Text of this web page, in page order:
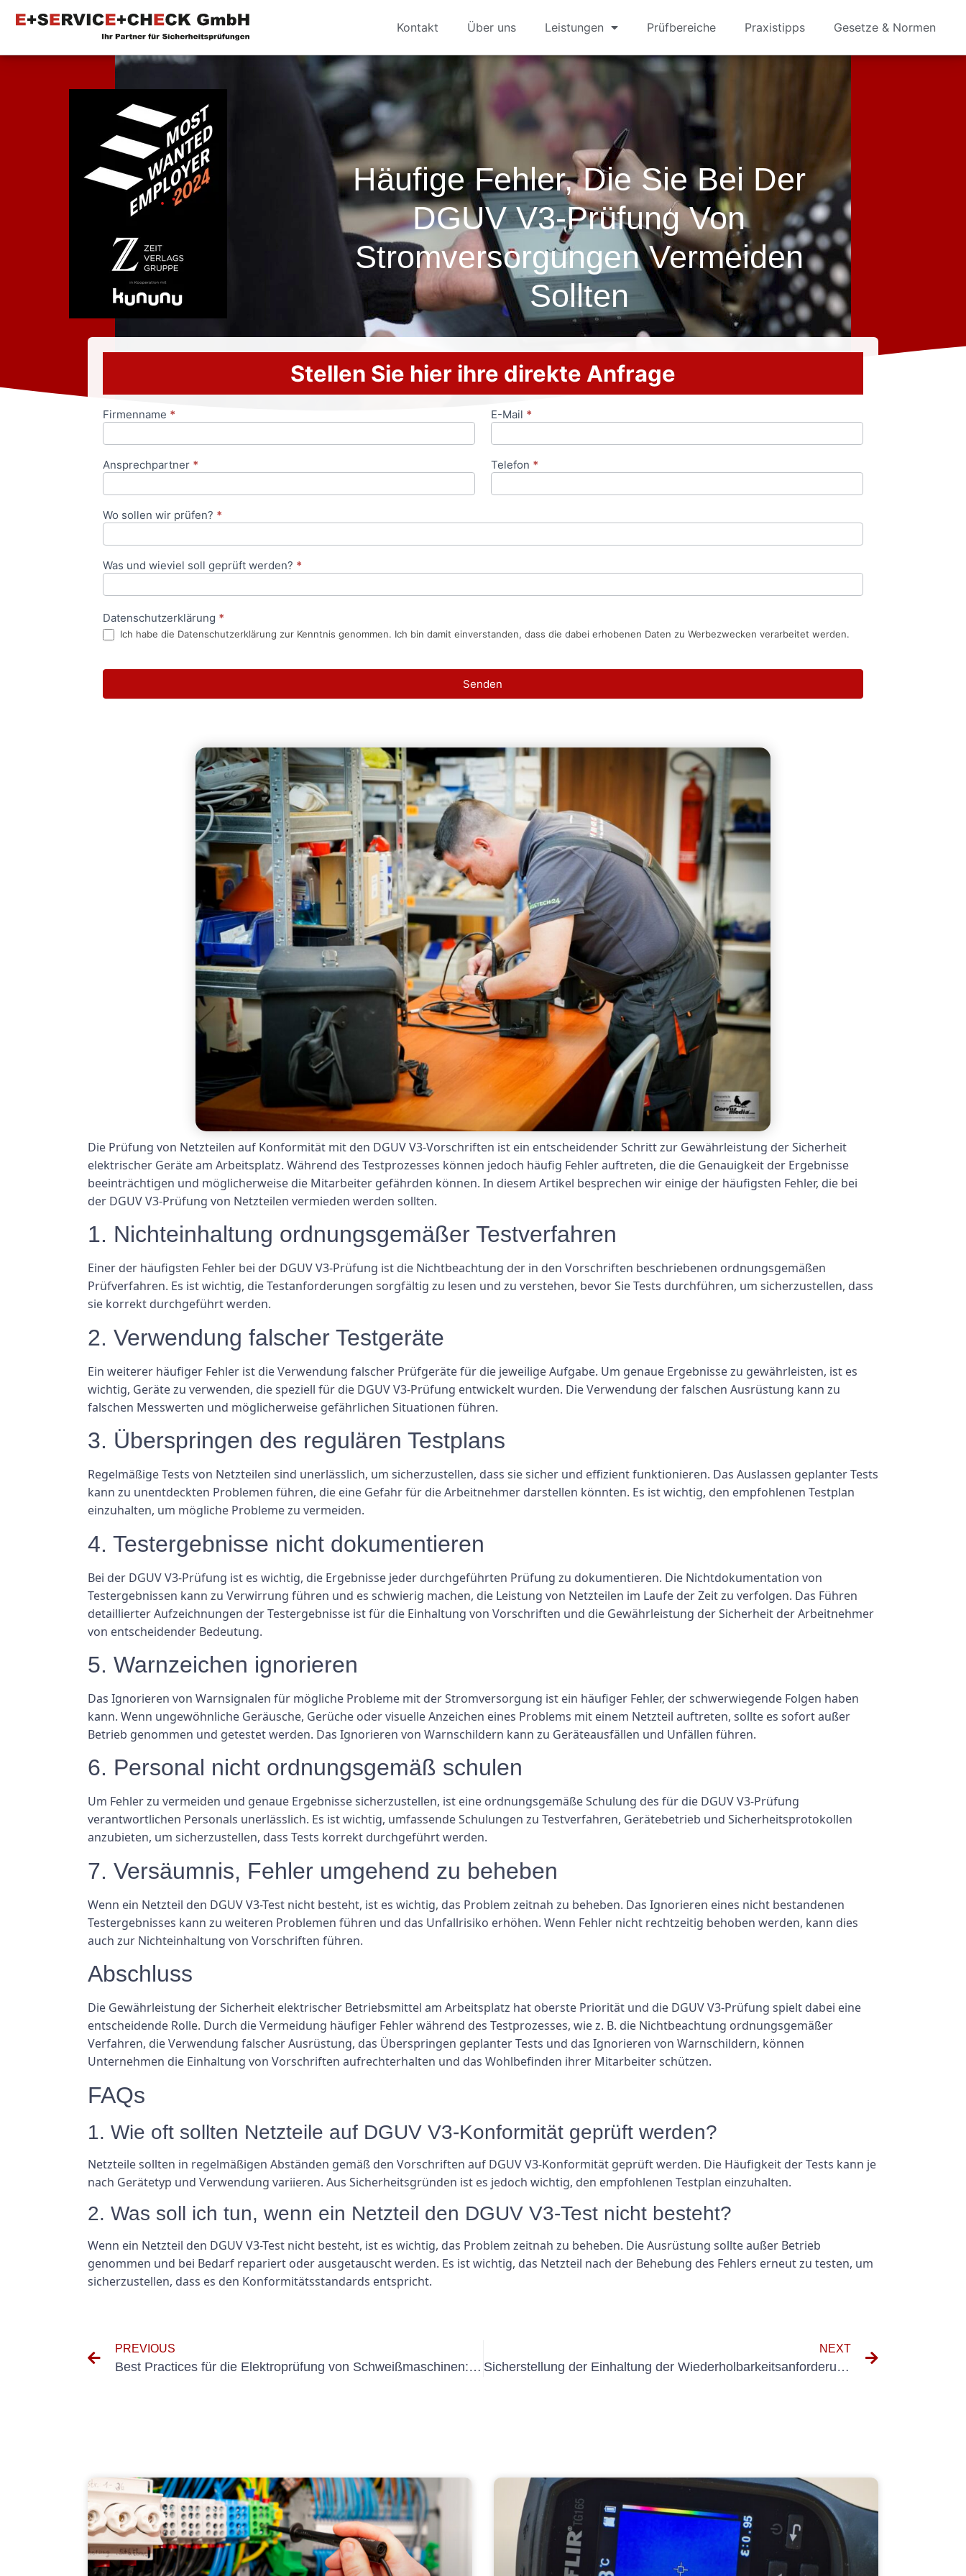
Kontakt Über uns Leistungen Prüfbereiche Praxistipps Gesetze & Normen
Häufige Fehler, Die Sie Bei Der
DGUV V3-Prüfung Von
Stromversorgungen Vermeiden
Sollten
Stellen Sie hier ihre direkte Anfrage
Anfrageformular
Firmenname * E-Mail *
Ansprechpartner * Telefon *
Wo sollen wir prüfen? *
Was und wieviel soll geprüft werden? *
Datenschutzerklärung *
Ich habe die Datenschutzerklärung zur Kenntnis genommen. Ich bin damit einverstanden, dass die dabei erhobenen Daten zu Werbezwecken verarbeitet werden.
Senden
Die Prüfung von Netzteilen auf Konformität mit den DGUV V3-Vorschriften ist ein entscheidender Schritt zur Gewährleistung der Sicherheit
elektrischer Geräte am Arbeitsplatz. Während des Testprozesses können jedoch häufig Fehler auftreten, die die Genauigkeit der Ergebnisse
beeinträchtigen und möglicherweise die Mitarbeiter gefährden können. In diesem Artikel besprechen wir einige der häufigsten Fehler, die bei
der DGUV V3-Prüfung von Netzteilen vermieden werden sollten.
1. Nichteinhaltung ordnungsgemäßer Testverfahren
Einer der häufigsten Fehler bei der DGUV V3-Prüfung ist die Nichtbeachtung der in den Vorschriften beschriebenen ordnungsgemäßen
Prüfverfahren. Es ist wichtig, die Testanforderungen sorgfältig zu lesen und zu verstehen, bevor Sie Tests durchführen, um sicherzustellen, dass
sie korrekt durchgeführt werden.
2. Verwendung falscher Testgeräte
Ein weiterer häufiger Fehler ist die Verwendung falscher Prüfgeräte für die jeweilige Aufgabe. Um genaue Ergebnisse zu gewährleisten, ist es
wichtig, Geräte zu verwenden, die speziell für die DGUV V3-Prüfung entwickelt wurden. Die Verwendung der falschen Ausrüstung kann zu
falschen Messwerten und möglicherweise gefährlichen Situationen führen.
3. Überspringen des regulären Testplans
Regelmäßige Tests von Netzteilen sind unerlässlich, um sicherzustellen, dass sie sicher und effizient funktionieren. Das Auslassen geplanter Tests
kann zu unentdeckten Problemen führen, die eine Gefahr für die Arbeitnehmer darstellen könnten. Es ist wichtig, den empfohlenen Testplan
einzuhalten, um mögliche Probleme zu vermeiden.
4. Testergebnisse nicht dokumentieren
Bei der DGUV V3-Prüfung ist es wichtig, die Ergebnisse jeder durchgeführten Prüfung zu dokumentieren. Die Nichtdokumentation von
Testergebnissen kann zu Verwirrung führen und es schwierig machen, die Leistung von Netzteilen im Laufe der Zeit zu verfolgen. Das Führen
detaillierter Aufzeichnungen der Testergebnisse ist für die Einhaltung von Vorschriften und die Gewährleistung der Sicherheit der Arbeitnehmer
von entscheidender Bedeutung.
5. Warnzeichen ignorieren
Das Ignorieren von Warnsignalen für mögliche Probleme mit der Stromversorgung ist ein häufiger Fehler, der schwerwiegende Folgen haben
kann. Wenn ungewöhnliche Geräusche, Gerüche oder visuelle Anzeichen eines Problems mit einem Netzteil auftreten, sollte es sofort außer
Betrieb genommen und getestet werden. Das Ignorieren von Warnschildern kann zu Geräteausfällen und Unfällen führen.
6. Personal nicht ordnungsgemäß schulen
Um Fehler zu vermeiden und genaue Ergebnisse sicherzustellen, ist eine ordnungsgemäße Schulung des für die DGUV V3-Prüfung
verantwortlichen Personals unerlässlich. Es ist wichtig, umfassende Schulungen zu Testverfahren, Gerätebetrieb und Sicherheitsprotokollen
anzubieten, um sicherzustellen, dass Tests korrekt durchgeführt werden.
7. Versäumnis, Fehler umgehend zu beheben
Wenn ein Netzteil den DGUV V3-Test nicht besteht, ist es wichtig, das Problem zeitnah zu beheben. Das Ignorieren eines nicht bestandenen
Testergebnisses kann zu weiteren Problemen führen und das Unfallrisiko erhöhen. Wenn Fehler nicht rechtzeitig behoben werden, kann dies
auch zur Nichteinhaltung von Vorschriften führen.
Abschluss
Die Gewährleistung der Sicherheit elektrischer Betriebsmittel am Arbeitsplatz hat oberste Priorität und die DGUV V3-Prüfung spielt dabei eine
entscheidende Rolle. Durch die Vermeidung häufiger Fehler während des Testprozesses, wie z. B. die Nichtbeachtung ordnungsgemäßer
Verfahren, die Verwendung falscher Ausrüstung, das Überspringen geplanter Tests und das Ignorieren von Warnschildern, können
Unternehmen die Einhaltung von Vorschriften aufrechterhalten und das Wohlbefinden ihrer Mitarbeiter schützen.
FAQs
1. Wie oft sollten Netzteile auf DGUV V3-Konformität geprüft werden?
Netzteile sollten in regelmäßigen Abständen gemäß den Vorschriften auf DGUV V3-Konformität geprüft werden. Die Häufigkeit der Tests kann je
nach Gerätetyp und Verwendung variieren. Aus Sicherheitsgründen ist es jedoch wichtig, den empfohlenen Testplan einzuhalten.
2. Was soll ich tun, wenn ein Netzteil den DGUV V3-Test nicht besteht?
Wenn ein Netzteil den DGUV V3-Test nicht besteht, ist es wichtig, das Problem zeitnah zu beheben. Die Ausrüstung sollte außer Betrieb
genommen und bei Bedarf repariert oder ausgetauscht werden. Es ist wichtig, das Netzteil nach der Behebung des Fehlers erneut zu testen, um
sicherzustellen, dass es den Konformitätsstandards entspricht.
PREVIOUS
Best Practices für die Elektroprüfung von Schweißmaschinen: Tipps zur Aufrechterhaltung von Sicherheit und Effizienz
NEXT
Sicherstellung der Einhaltung der Wiederholbarkeitsanforderungen der DGUV V3